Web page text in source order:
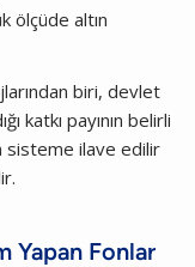
ölçüde altın
biri, devlet
katkı payının belirli
sisteme ilave edilir
Yapan Fonlar